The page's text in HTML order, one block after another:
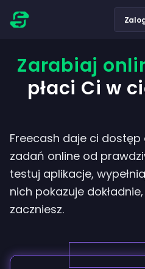
Zarabiaj
płaci Ci w
Freecash daje ci
zadań online od
testuj aplikacje,
nich pokazuje
zaczniesz.